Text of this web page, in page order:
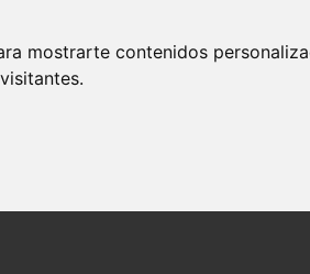
mostrarte contenidos